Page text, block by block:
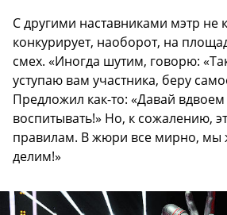
С другими наставниками мэтр не
конкурирует, наоборот, на
смех. «Иногда шутим, говорю:
уступаю вам участника, беру
Предложил как-то: «Давай вдвоем
воспитывать!» Но, к сожалению,
правилам. В жюри все мирно, мы
делим!»